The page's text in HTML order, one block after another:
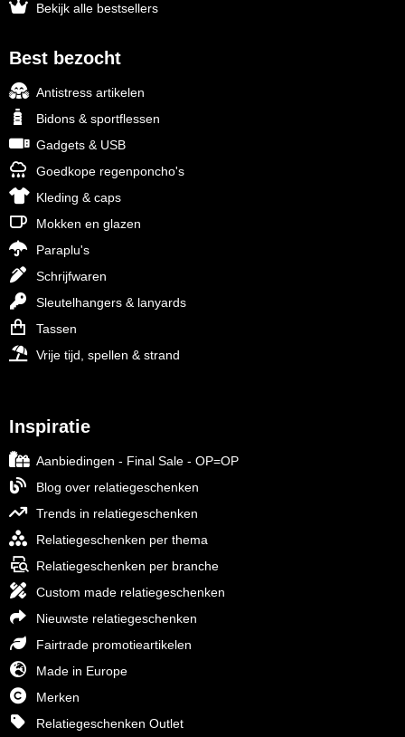
Bekijk alle bestsellers
Best bezocht
Antistress artikelen
Bidons & sportflessen
Gadgets & USB
Goedkope regenponcho's
Kleding & caps
Mokken en glazen
Paraplu's
Schrijfwaren
Sleutelhangers & lanyards
Tassen
Vrije tijd, spellen & strand
Inspiratie
Aanbiedingen - Final Sale - OP=OP
Blog over relatiegeschenken
Trends in relatiegeschenken
Relatiegeschenken per thema
Relatiegeschenken per branche
Custom made relatiegeschenken
Nieuwste relatiegeschenken
Fairtrade promotieartikelen
Made in Europe
Merken
Relatiegeschenken Outlet